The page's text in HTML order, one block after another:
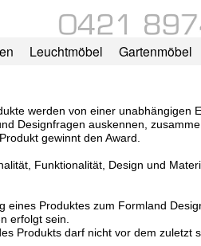
Leuchtmöbel Gartenmöbel
werden von einer unabhängigen
Designfragen auskennen,
gewinnt den Award.
Funktionalität, Design und
eines Produktes zum Formland
erfolgt sein.
Produkts darf nicht vor dem